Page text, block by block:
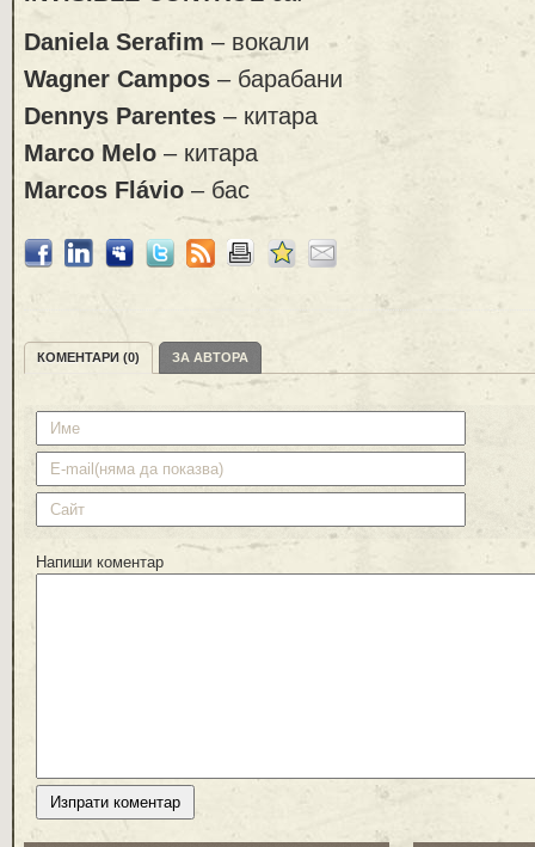
Daniela Serafim – вокали
Wagner Campos – барабани
Dennys Parentes – китара
Marco Melo – китара
Marcos Flávio – бас
КОМЕНТАРИ (0) ЗА АВТОРА
Напиши коментар